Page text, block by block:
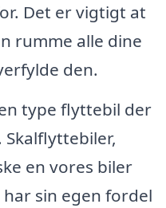
Det er vigtigt at
rumme alle dine
den.
type flyttebil der
en vores biler
sin egen fordel